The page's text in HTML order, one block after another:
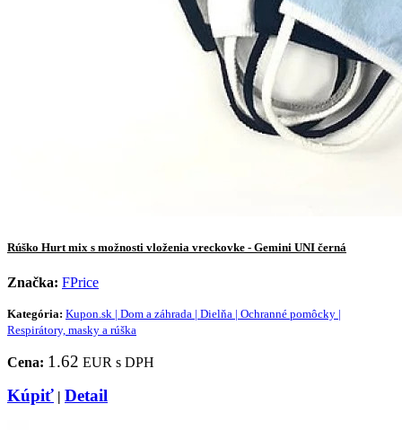
Rúško Hurt mix s možnosti vloženia vreckovke - Gemini UNI černá
Značka: FPrice
Kategória: Kupon.sk | Dom a záhrada | Dielňa | Ochranné pomôcky |
Respirátory, masky a rúška
Cena: 1.62 EUR s DPH
Kúpiť | Detail